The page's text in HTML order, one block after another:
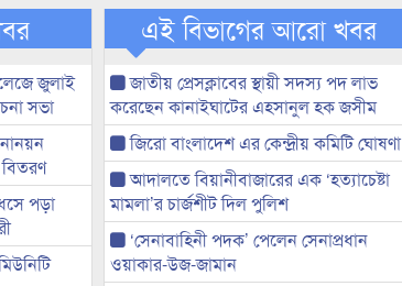
জুলাই
সভা
পড়া
এই বিভাগের আরো খবর
জাতীয় প্রেসক্লাবের স্থায়ী সদস্য পদ লাভ
করেছেন কানাইঘাটের এহসানুল হক জসীম
জিরো বাংলাদেশ এর কেন্দ্রীয় কমিটি ঘোষণা
আদালতে বিয়ানীবাজারের এক ‘হত্যাচেষ্টা
মামলা’র চার্জশীট দিল পুলিশ
‘সেনাবাহিনী পদক’ পেলেন সেনাপ্রধান
ওয়াকার-উজ-জামান